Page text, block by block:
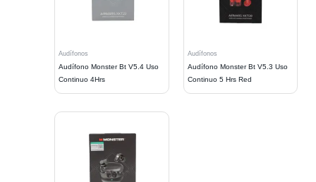
Audífonos
Audífono Monster Bt V5.4 Uso
Continuo 4Hrs
Audífonos
Audífono Monster Bt V5.3 Uso
Continuo 5 Hrs Red